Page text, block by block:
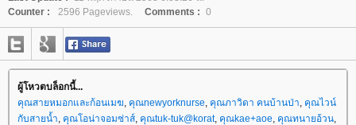
Counter :
2596 Pageviews. Comments : 0
ผู้โหวตบล็อกนี้...
คุณสายหมอกและก้อนเมฆ, คุณnewyorknurse, คุณภาวิดา คนบ้านป่า, คุณไวน์
กับสายน้ำ, คุณโอน่าจอมซ่าส์, คุณtuk-tuk@korat, คุณkae+aoe, คุณทนายอ้วน,